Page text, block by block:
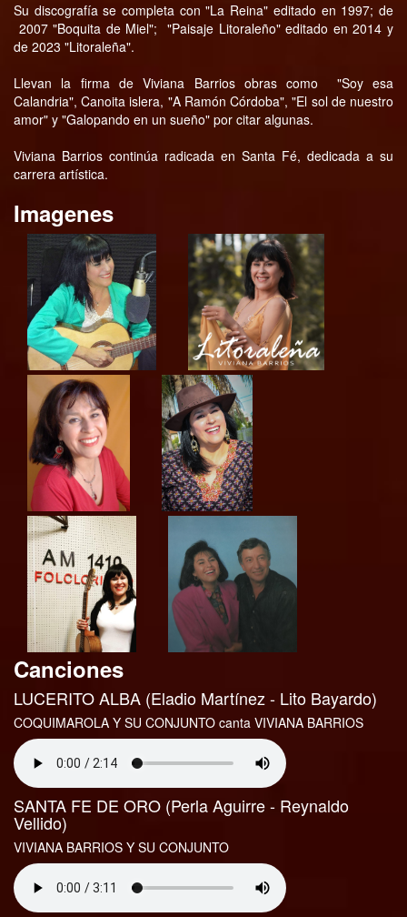
Su discografía se completa con "La Reina" editado en 1997; de
2007 "Boquita de Miel";
"Paisaje Litoraleño" editado en 2014 y
de 2023 "Litoraleña".
Llevan la firma de Viviana Barrios obras como
"Soy esa
Calandria", Canoita islera, "A Ramón Córdoba", "El sol de nuestro
amor" y "Galopando en un sueño" por citar algunas.
Viviana Barrios continúa radicada en Santa Fé, dedicada a su
carrera artística.
Imagenes
Canciones
LUCERITO ALBA (Eladio Martínez - Lito Bayardo)
COQUIMAROLA Y SU CONJUNTO canta VIVIANA BARRIOS
SANTA FE DE ORO (Perla Aguirre - Reynaldo
Vellido)
VIVIANA BARRIOS Y SU CONJUNTO